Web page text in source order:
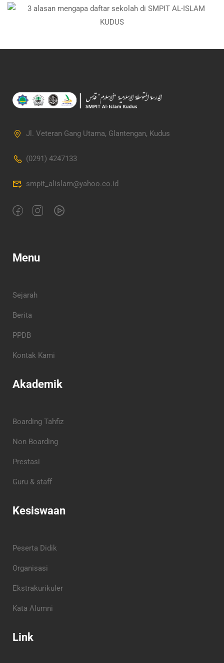
Jl. Veteran Gang Utama, Glantengan, Kudus
(0291) 4247133
smpit_alislam@yahoo.co.id
Menu
Sejarah
Berita
PPDB
Kontak Kami
Akademik
Boarding Tahfiz
Non Boarding
Prestasi
Guru & staff
Kesiswaan
Peserta Didik
Organisasi
Ekstrakurikuler
Kata Alumni
Link